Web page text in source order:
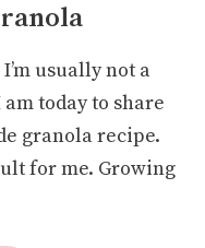
usually not a
today to share
granola recipe.
for me. Growing